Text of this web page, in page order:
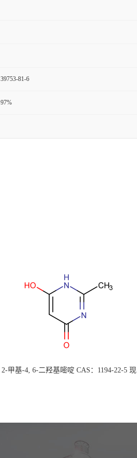
39753-81-6
97%
2-甲基-4, 6-二羟基嘧啶 CAS：1194-22-5 现